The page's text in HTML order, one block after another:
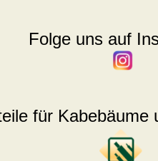
Folge uns auf
für Kabebäume